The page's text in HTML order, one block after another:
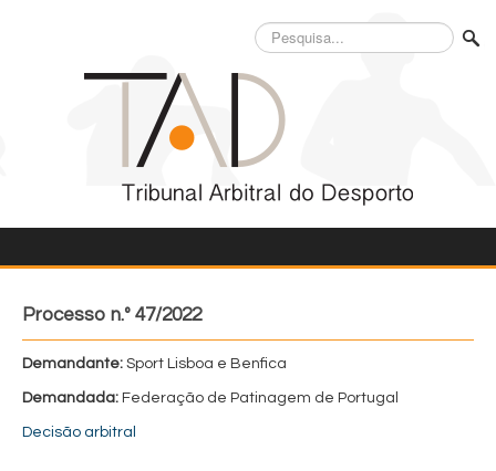
Pesquisa...
Processo n.º 47/2022
Demandante: Sport Lisboa e Benfica
Demandada: Federação de Patinagem de Portugal
Decisão arbitral